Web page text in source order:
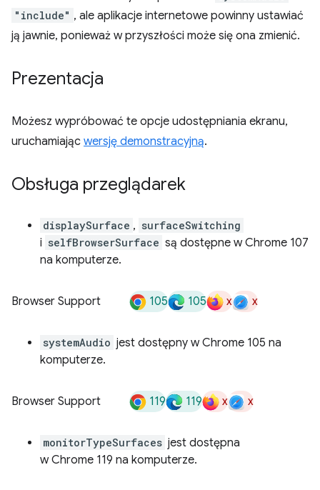
"include" , ale aplikacje internetowe powinny ustawiać
ją jawnie, ponieważ w przyszłości może się ona zmienić.
Prezentacja
Możesz wypróbować te opcje udostępniania ekranu,
uruchamiając wersję demonstracyjną.
Obsługa przeglądarek
displaySurface , surfaceSwitching
i selfBrowserSurface są dostępne w Chrome 107
na komputerze.
Browser Support 105 105 x x
systemAudio jest dostępny w Chrome 105 na
komputerze.
Browser Support 119 119 x x
monitorTypeSurfaces jest dostępna
w Chrome 119 na komputerze.